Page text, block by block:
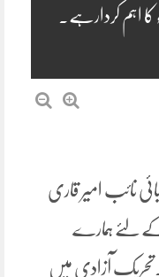
اہم کردارہے۔
نائب امیر قاری
کے لئے ہمارے
آزادی میں